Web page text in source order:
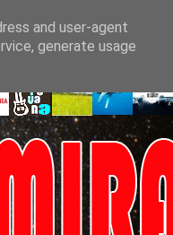
and user-agent
generate usage